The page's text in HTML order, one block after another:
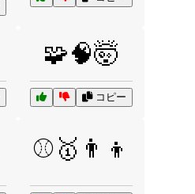
🧩🧠🤯
コピー
⚾🥇👨‍👦